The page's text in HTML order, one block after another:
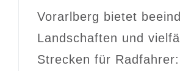
Vorarlberg bietet
Landschaften und
Strecken für